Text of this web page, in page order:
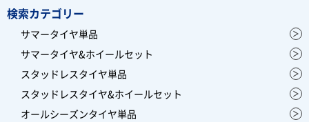
検索カテゴリー
サマータイヤ単品
サマータイヤ&ホイールセット
スタッドレスタイヤ単品
スタッドレスタイヤ&ホイールセット
オールシーズンタイヤ単品